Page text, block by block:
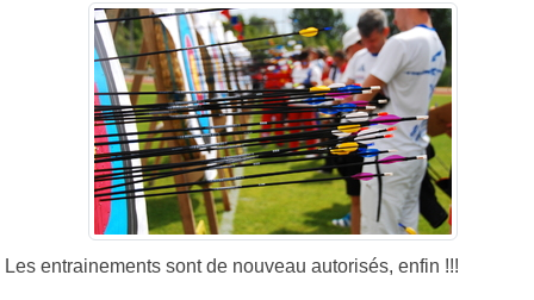
Les entrainements sont de nouveau autorisés, enfin !!!